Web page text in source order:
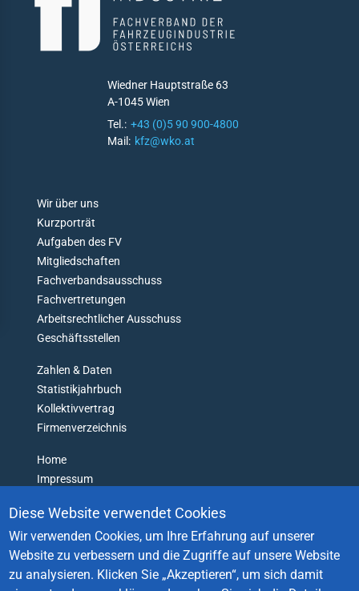
D
O
N
G
E
T
L
S
T
Wir über uns
Kurzporträt
Aufgaben des FV
Mitgliedschaften
Fachverbandsausschuss
Fachvertretungen
Arbeitsrechtlicher Ausschuss
Geschäftsstellen
Zahlen & Daten
Statistikjahrbuch
Kollektivvertrag
Firmenverzeichnis
Home
Impressum
Barrierefreiheitserklärung
Login
Kontakt
Wiedner Hauptstraße 63
A-1045 Wien
Tel.: +43 (0)5 90 900-4800
Mail: kfz@wko.at
Diese Website verwendet Cookies
Wir verwenden Cookies, um Ihre Erfahrung auf unserer
Website zu verbessern und die Zugriffe auf unsere Website
zu analysieren. Klicken Sie „Akzeptieren“, um sich damit